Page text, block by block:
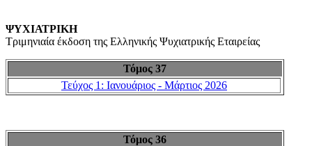
ΨΥΧΙΑΤΡΙΚΗ
Τριμηνιαία έκδοση της Ελληνικής Ψυχιατρικής Εταιρείας
Τόμος 37
Τεύχος 1: Ιανουάριος - Μάρτιος 2026
Τόμος 36